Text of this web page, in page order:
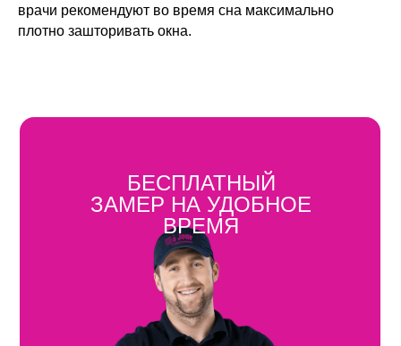
врачи рекомендуют во время сна максимально
плотно зашторивать окна.
БЕСПЛАТНЫЙ
ЗАМЕР НА УДОБНОЕ
ВРЕМЯ